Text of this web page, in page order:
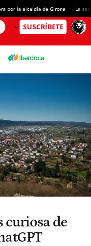
por la alcaldía de Girona La
curiosa de